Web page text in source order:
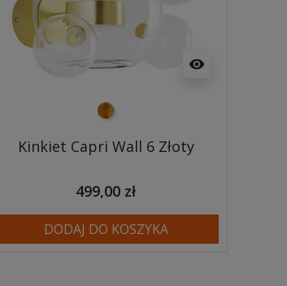
visibility
złoty
Kinkiet Capri Wall 6 Złoty
499,00 zł
DODAJ DO KOSZYKA